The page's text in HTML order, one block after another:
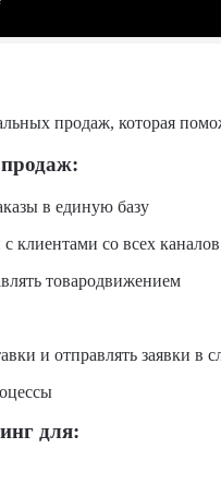
продаж, которая
в единую базу
клиентами со всех каналов
товародвижением
и отправлять заявки в
для: